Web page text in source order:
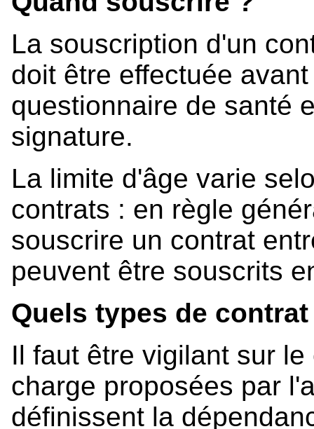
La souscription d'un
doit être effectuée
questionnaire de santé
signature.
La limite d'âge varie
contrats : en règle
souscrire un contrat
peuvent être souscrits
Quels types de
Il faut être vigilant sur
charge proposées par
définissent la